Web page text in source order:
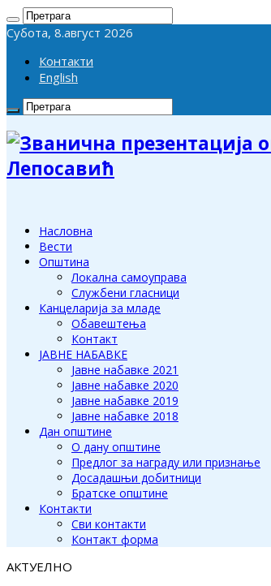
Субота, 8.август 2026
Контакти
English
Лепосавић
Насловна
Вести
Општина
Локална самоуправа
Службени гласници
Канцеларија за младе
Обавештења
Контакт
ЈАВНЕ НАБАВКЕ
Јавне набавке 2021
Јавне набавке 2020
Јавне набавке 2019
Јавне набавке 2018
Дан општине
О дану општине
Предлог за награду или признање
Досадашњи добитници
Братске општине
Контакти
Сви контакти
Контакт форма
АКТУЕЛНО